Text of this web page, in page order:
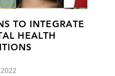
TO INTEGRATE
HEALTH